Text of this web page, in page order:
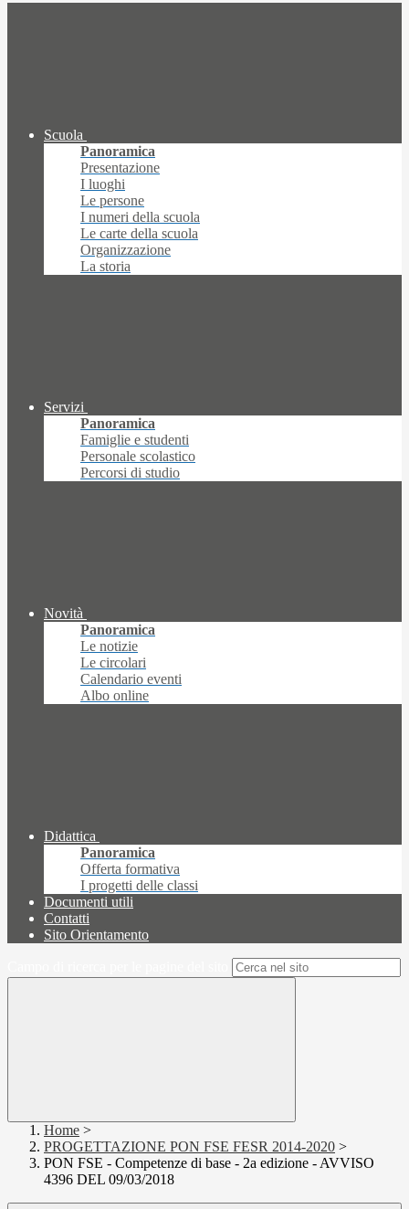
Scuola
Panoramica
Presentazione
I luoghi
Le persone
I numeri della scuola
Le carte della scuola
Organizzazione
La storia
Servizi
Panoramica
Famiglie e studenti
Personale scolastico
Percorsi di studio
Novità
Panoramica
Le notizie
Le circolari
Calendario eventi
Albo online
Didattica
Panoramica
Offerta formativa
I progetti delle classi
Documenti utili
Contatti
Sito Orientamento
Home >
PROGETTAZIONE PON FSE FESR 2014-2020 >
PON FSE - Competenze di base - 2a edizione - AVVISO
4396 DEL 09/03/2018